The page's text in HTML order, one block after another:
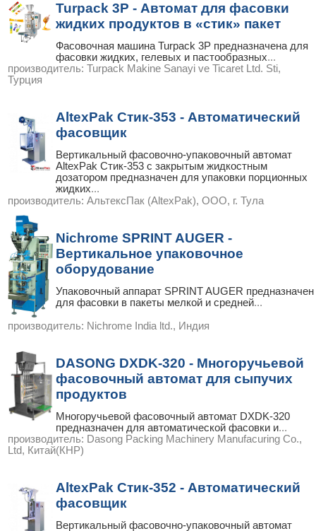
Turpack 3P - Автомат для фасовки
жидких продуктов в «стик» пакет
Фасовочная машина Turpack 3P предназначена для
фасовки жидких, гелевых и пастообразных...
производитель: Turpack Makine Sanayi ve Ticaret Ltd. Sti,
Турция
AltexPak Стик-353 - Автоматический
фасовщик
Вертикальный фасовочно-упаковочный автомат
AltexPak Стик-353 с закрытым жидкостным
дозатором предназначен для упаковки порционных
жидких...
производитель: АльтексПак (AltexPak), ООО, г. Тула
Nichrome SPRINT AUGER -
Вертикальное упаковочное
оборудование
Упаковочный аппарат SPRINT AUGER предназначен
для фасовки в пакеты мелкой и средней...
производитель: Nichrome India ltd., Индия
DASONG DXDK-320 - Многоручьевой
фасовочный автомат для сыпучих
продуктов
Многоручьевой фасовочный автомат DXDK-320
предназначен для автоматической фасовки и...
производитель: Dasong Packing Machinery Manufacuring Co.,
Ltd, Китай(КНР)
AltexPak Стик-352 - Автоматический
фасовщик
Вертикальный фасовочно-упаковочный автомат